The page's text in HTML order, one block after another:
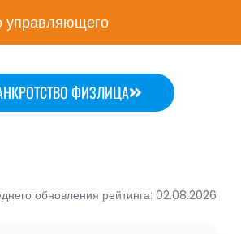
управляющего
ФИЗЛИЦА
обновления рейтинга: 02.08.2026